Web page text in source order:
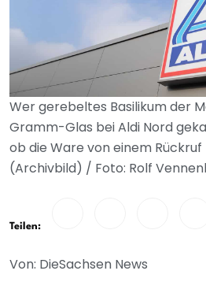
Wer gerebeltes Basilikum der
Gramm-Glas bei Aldi Nord
ob die Ware von einem
(Archivbild) / Foto: Rolf
Teilen:
Von: DieSachsen News